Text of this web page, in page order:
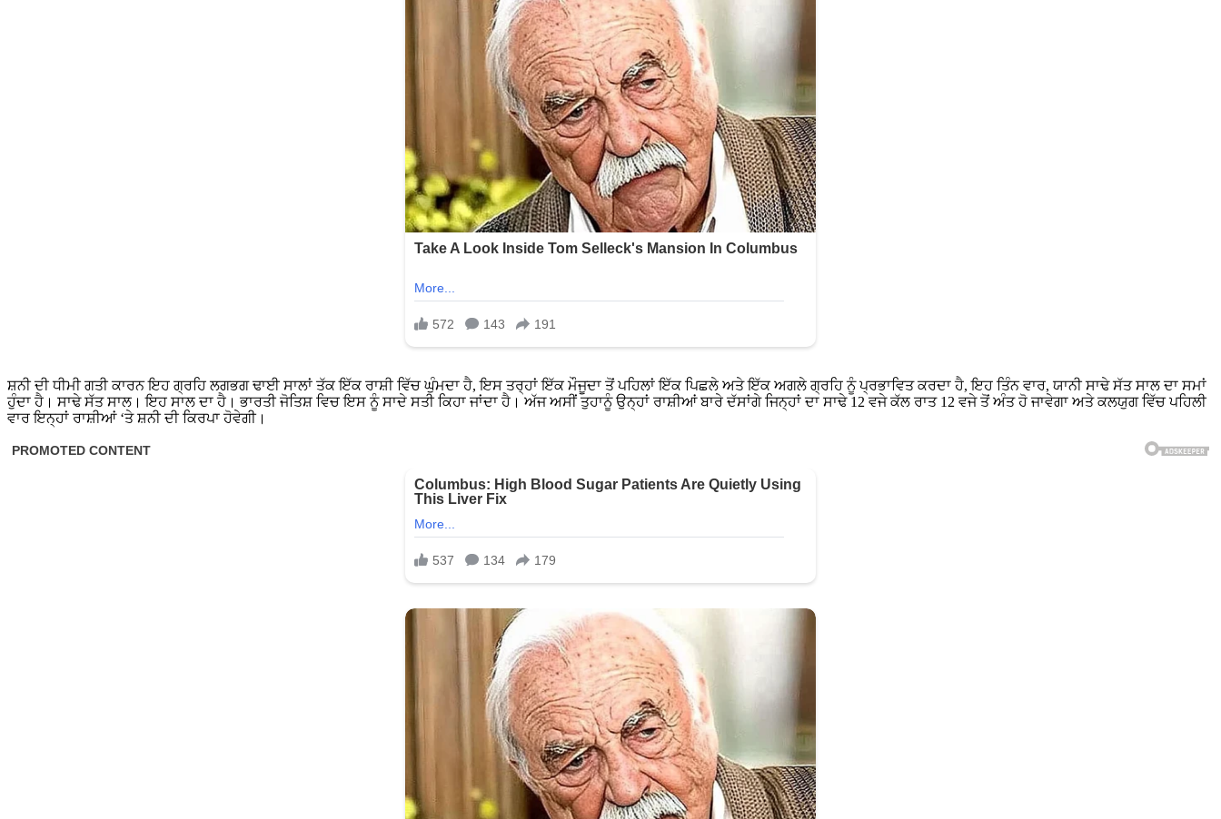
ਸ਼ਨੀ ਦੀ ਧੀਮੀ ਗਤੀ ਕਾਰਨ ਇਹ ਗ੍ਰਹਿ ਲਗਭਗ ਢਾਈ ਸਾਲਾਂ ਤੱਕ ਇੱਕ ਰਾਸ਼ੀ ਵਿੱਚ ਘੁੰਮਦਾ ਹੈ, ਇਸ ਤਰ੍ਹਾਂ ਇੱਕ ਮੌਜੂਦਾ ਤੋਂ ਪਹਿਲਾਂ ਇੱਕ ਪਿਛਲੇ ਅਤੇ ਇੱਕ ਅਗਲੇ ਗ੍ਰਹਿ ਨੂੰ ਪ੍ਰਭਾਵਿਤ ਕਰਦਾ ਹੈ, ਇਹ ਤਿੰਨ ਵਾਰ, ਯਾਨੀ ਸਾਢੇ ਸੱਤ ਸਾਲ ਦਾ ਸਮਾਂ
ਹੁੰਦਾ ਹੈ। ਸਾਢੇ ਸੱਤ ਸਾਲ। ਇਹ ਸਾਲ ਦਾ ਹੈ। ਭਾਰਤੀ ਜੋਤਿਸ਼ ਵਿਚ ਇਸ ਨੂੰ ਸਾਦੇ ਸਤੀ ਕਿਹਾ ਜਾਂਦਾ ਹੈ। ਅੱਜ ਅਸੀਂ ਤੁਹਾਨੂੰ ਉਨ੍ਹਾਂ ਰਾਸ਼ੀਆਂ ਬਾਰੇ ਦੱਸਾਂਗੇ ਜਿਨ੍ਹਾਂ ਦਾ ਸਾਢੇ 12 ਵਜੇ ਕੱਲ ਰਾਤ 12 ਵਜੇ ਤੋਂ ਅੰਤ ਹੋ ਜਾਵੇਗਾ ਅਤੇ ਕਲਯੁਗ ਵਿੱਚ ਪਹਿਲੀ
ਵਾਰ ਇਨ੍ਹਾਂ ਰਾਸ਼ੀਆਂ ‘ਤੇ ਸ਼ਨੀ ਦੀ ਕਿਰਪਾ ਹੋਵੇਗੀ।